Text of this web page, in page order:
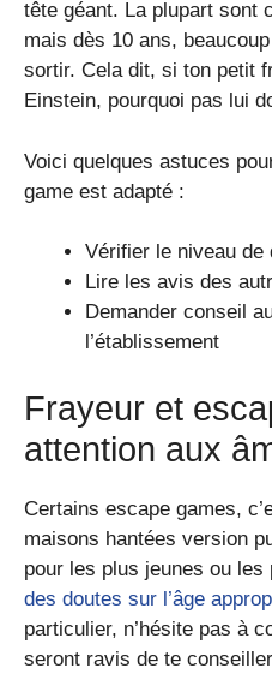
tête géant. La plupart sont
mais dès 10 ans,
sortir. Cela dit, si ton petit
Einstein, pourquoi pas lui
Voici quelques astuces
game est adapté :
Vérifier le niveau de
Lire les avis des
Demander conseil
l’établissement
Frayeur et
attention aux
Certains escape games,
maisons hantées version
pour les plus jeunes ou
des doutes sur l’âge
particulier, n’hésite pas à
seront ravis de te